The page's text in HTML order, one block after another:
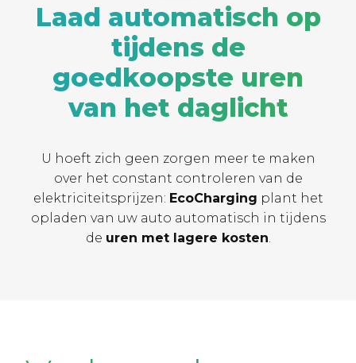
Laad automatisch op
tijdens de
goedkoopste uren
van het daglicht
U hoeft zich geen zorgen meer te maken
over het constant controleren van de
elektriciteitsprijzen: EcoCharging plant het
opladen van uw auto automatisch in tijdens
de uren met lagere kosten